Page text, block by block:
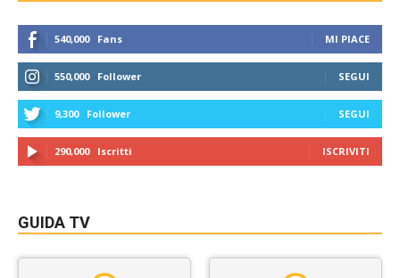
540,000 Fans MI PIACE
550,000 Follower SEGUI
9,300 Follower SEGUI
290,000 Iscritti ISCRIVITI
GUIDA TV